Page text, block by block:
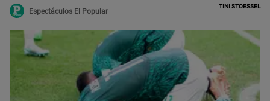
Espectáculos El Popular
Tini Stoessel